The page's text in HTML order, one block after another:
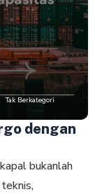
Tak Berkategori
dengan
bukanlah